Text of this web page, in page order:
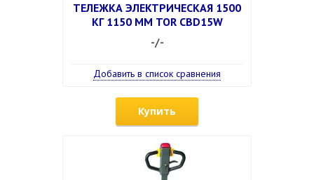
ТЕЛЕЖКА ЭЛЕКТРИЧЕСКАЯ 1500
КГ 1150 ММ TOR CBD15W
-/-
Добавить в список сравнения
Купить